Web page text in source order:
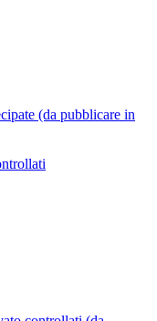
(da pubblicare in